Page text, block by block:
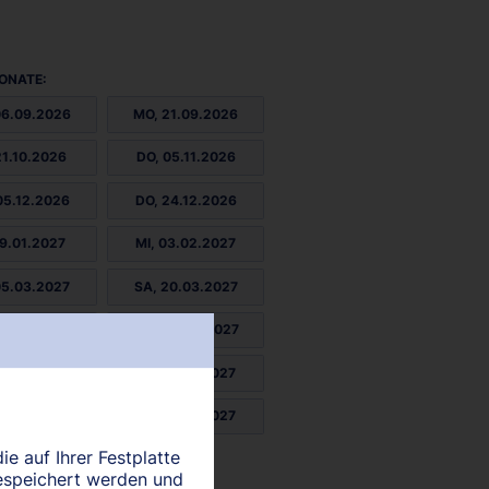
MO, 21.09.2026
DO, 05.11.2026
DO, 24.12.2026
MI, 03.02.2027
SA, 20.03.2027
MO, 03.05.2027
DO, 17.06.2027
SO, 01.08.2027
auf Ihrer Festplatte
werden und